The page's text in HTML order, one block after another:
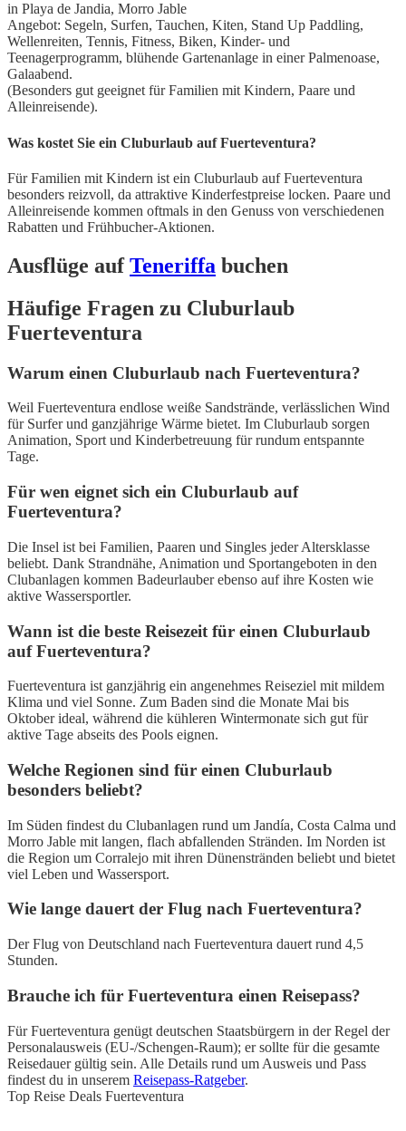
in Playa de Jandia, Morro Jable
Angebot: Segeln, Surfen, Tauchen, Kiten, Stand Up Paddling,
Wellenreiten, Tennis, Fitness, Biken, Kinder- und
Teenagerprogramm, blühende Gartenanlage in einer Palmenoase,
Galaabend.
(Besonders gut geeignet für Familien mit Kindern, Paare und
Alleinreisende).
Was kostet Sie ein Cluburlaub auf Fuerteventura?
Für Familien mit Kindern ist ein Cluburlaub auf Fuerteventura
besonders reizvoll, da attraktive Kinderfestpreise locken. Paare und
Alleinreisende kommen oftmals in den Genuss von verschiedenen
Rabatten und Frühbucher-Aktionen.
Ausflüge aufTeneriffa buchen
Häufige Fragen zu Cluburlaub
Fuerteventura
Warum einen Cluburlaub nach Fuerteventura?
Weil Fuerteventura endlose weiße Sandstrände, verlässlichen Wind
für Surfer und ganzjährige Wärme bietet. Im Cluburlaub sorgen
Animation, Sport und Kinderbetreuung für rundum entspannte
Tage.
Für wen eignet sich ein Cluburlaub auf
Fuerteventura?
Die Insel ist bei Familien, Paaren und Singles jeder Altersklasse
beliebt. Dank Strandnähe, Animation und Sportangeboten in den
Clubanlagen kommen Badeurlauber ebenso auf ihre Kosten wie
aktive Wassersportler.
Wann ist die beste Reisezeit für einen Cluburlaub
auf Fuerteventura?
Fuerteventura ist ganzjährig ein angenehmes Reiseziel mit mildem
Klima und viel Sonne. Zum Baden sind die Monate Mai bis
Oktober ideal, während die kühleren Wintermonate sich gut für
aktive Tage abseits des Pools eignen.
Welche Regionen sind für einen Cluburlaub
besonders beliebt?
Im Süden findest du Clubanlagen rund um Jandía, Costa Calma und
Morro Jable mit langen, flach abfallenden Stränden. Im Norden ist
die Region um Corralejo mit ihren Dünenstränden beliebt und bietet
viel Leben und Wassersport.
Wie lange dauert der Flug nach Fuerteventura?
Der Flug von Deutschland nach Fuerteventura dauert rund 4,5
Stunden.
Brauche ich für Fuerteventura einen Reisepass?
Für Fuerteventura genügt deutschen Staatsbürgern in der Regel der
Personalausweis (EU-/Schengen-Raum); er sollte für die gesamte
Reisedauer gültig sein. Alle Details rund um Ausweis und Pass
findest du in unserem Reisepass-Ratgeber.
Top Reise Deals Fuerteventura